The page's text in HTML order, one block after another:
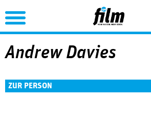
Jump to Navigation
Andrew Davies
ZUR PERSON